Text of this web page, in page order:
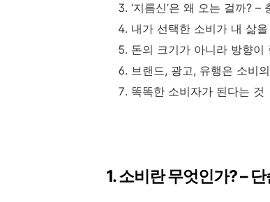
‘지름신’은 왜 오는 걸까? –
내가 선택한 소비가 내 삶
돈의 크기가 아니라 방향이
브랜드, 광고, 유행은 소비
똑똑한 소비자가 된다는 것
1. 소비란 무엇인가? –